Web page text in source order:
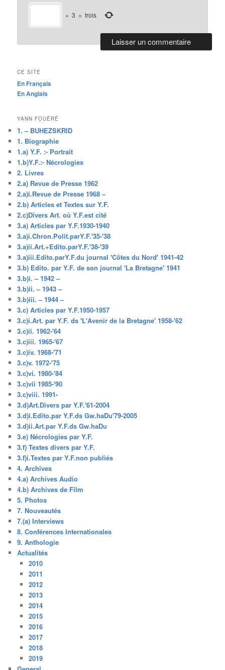
× 3 = trois
CE SITE
En Français
En Anglais
YANN FOUÉRÉ
1. – BUHEZSKRID
1. Biographie
1.a) Y.F. :- Portrait
1.b)Y.F.:- Nécrologies
2. Livres
2.a) Revue de Presse 1962
2.a)i.Revue de Presse 1968 –
2.b) Articles et Textes sur Y.F.
2.c)Divers Art. où Y.F.est cité
3.a) Articles par Y.F.1930-1940
3.a)i.Chron.Polit.parY.F.'35-'38
3.a)ii.Art.+Edito.parY.F.'38-'39
3.a)iii.Edito.parY.F.du journal 'Côtes du Nord' 1941-42
3.b) Edito. par Y.F. de son journal 'La Bretagne' 1941
3.b)i. – 1942 –
3.b)ii. – 1943 –
3.b)iii. – 1944 –
3.c) Articles par Y.F.1950-1957
3.c)i.Art. par Y.F. ds 'L'Avenir de la Bretagne' 1958-'62
3.c)ii. 1962-'64
3.c)iii. 1965-'67
3.c)iv. 1968-'71
3.c)v. 1972-'75
3.c)vi. 1980-'84
3.c)vii 1985-'90
3.c)viii. 1991-
3.d)Art.Divers par Y.F.'61-2004
3.d)i.Edito.par Y.F.ds Gw.haDu'79-2005
3.d)ii.Art.par Y.F.ds Gw.haDu
3.e) Nécrologies par Y.F.
3.f) Textes divers par Y.F.
3.f)i.Textes par Y.F.non publiés
4. Archives
4.a) Archives Audio
4.b) Archives de Film
5. Photos
7. Nouveautés
7.(a) Interviews
8. Conférences Internationales
9. Anthologie
Actualités
2010
2011
2012
2013
2014
2015
2016
2017
2018
2019